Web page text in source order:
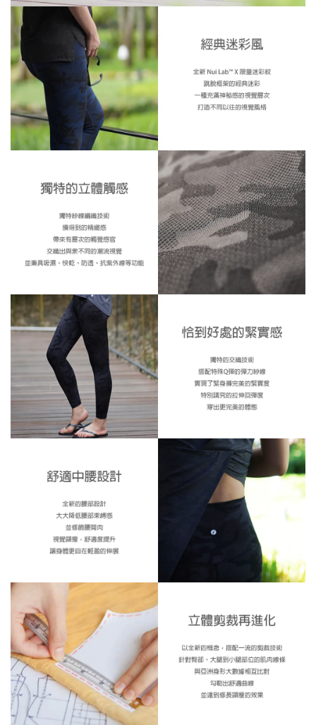
※ 此款臀部和腿部較緊（類似壓力褲的感覺），如果想穿得輕
※ 此款表面為特殊材質，洗滌時務必依照保養說明
※ 還是不確定自己適合什麼尺寸嗎？歡迎詢問客服